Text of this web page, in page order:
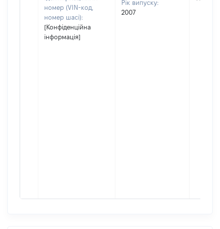
номер (VIN-код,
номер шасі):
[Конфіденційна
інформація]
Рік випуску:
2007